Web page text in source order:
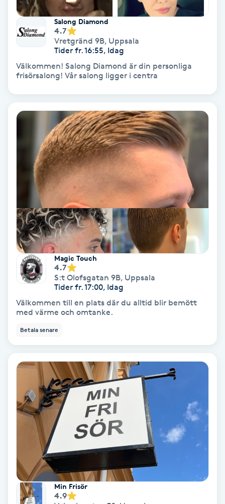
Klippning & Slingor
Klippning ungdom
Koppningsmassage
Kostrådgivning
Kroppsinpackning
Kroppspeeling
Käkledsbehandling
Kärlbehandling
Laserbehandling
Lashlift Keratin
Liktornar
LPG-behandling
LPG-massage
Luggklippning
Salong Diamond
4.7
Vretgränd 9B, Uppsala
Tider fr. 16:55, Idag
Välkommen! Salong Diamond är din personliga
frisörsalong! Vår salong ligger i centra
Magic Touch
4.7
S:t Olofsgatan 9B, Uppsala
Tider fr. 17:00, Idag
Välkommen till en plats där du alltid blir bemött
med värme och omtanke.
Betala senare
Min Frisör
4.9